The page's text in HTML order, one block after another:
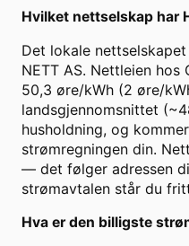
Hvilket nettselskap har
Det lokale nettselskapet
NETT AS. Nettleien hos
50,3 øre/kWh (2 øre/
landsgjennomsnittet
husholdning, og
strømregningen din.
— det følger adressen
strømavtalen står du
Hva er den billigste